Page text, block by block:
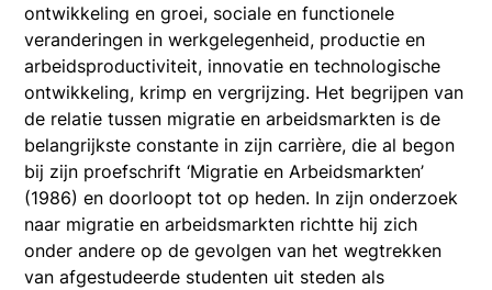
ontwikkeling en groei, sociale en functionele
veranderingen in werkgelegenheid, productie en
arbeidsproductiviteit, innovatie en technologische
ontwikkeling, krimp en vergrijzing. Het begrijpen van
de relatie tussen migratie en arbeidsmarkten is de
belangrijkste constante in zijn carrière, die al begon
bij zijn proefschrift ‘Migratie en Arbeidsmarkten’
(1986) en doorloopt tot op heden. In zijn onderzoek
naar migratie en arbeidsmarkten richtte hij zich
onder andere op de gevolgen van het wegtrekken
van afgestudeerde studenten uit steden als